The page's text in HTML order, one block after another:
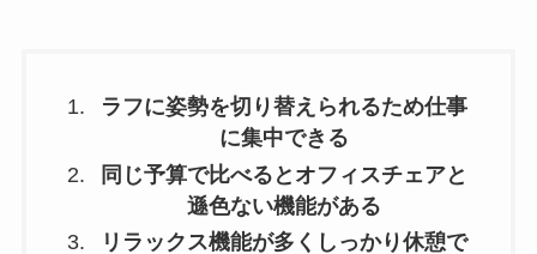
ラフに姿勢を切り替えられるため仕事
に集中できる
同じ予算で比べるとオフィスチェアと
遜色ない機能がある
リラックス機能が多くしっかり休憩で